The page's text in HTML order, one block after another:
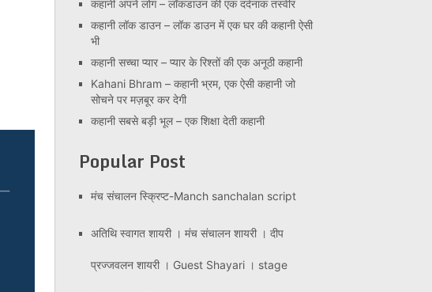
कहानी अपने लोग – लॉकडाउन की एक दर्दनाक तस्वीर
कहानी लॉक डाउन – लॉक डाउन में एक घर की कहानी ऐसी
भी
कहानी सच्चा प्यार – प्यार के रिश्तों की एक अनूठी कहानी
Kahani Bhram – कहानी भ्रम, एक ऐसी कहानी जो
सोचने पर मज़बूर कर देगी
कहानी सबसे बड़ी भूल – एक शिक्षा देती कहानी
Popular Post
मंच संचालन स्क्रिप्ट-Manch sanchalan script
अतिथि स्वागत शायरी । मंच संचालन शायरी । दीप
प्रज्जवलन शायरी । Guest Shayari । stage